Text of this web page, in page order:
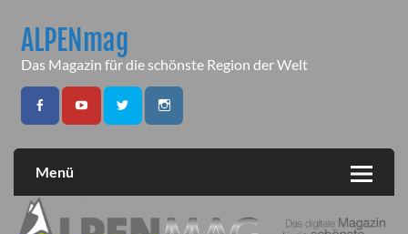
contentALPENmag
Das Magazin für die schönste Region der Welt
Menü